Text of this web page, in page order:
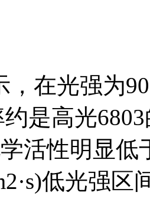
在光强为
是高光
活性明显低
低光强